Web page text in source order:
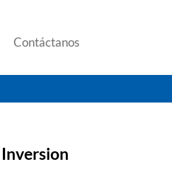
Contáctanos
Inversion